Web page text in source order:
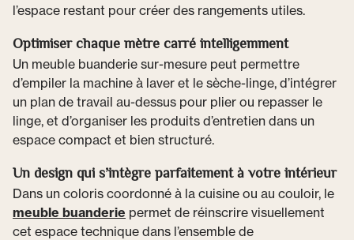
l’espace restant pour créer des rangements utiles.
Optimiser chaque mètre carré intelligemment
Un meuble buanderie sur-mesure peut permettre
d’empiler la machine à laver et le sèche-linge, d’intégrer
un plan de travail au-dessus pour plier ou repasser le
linge, et d’organiser les produits d’entretien dans un
espace compact et bien structuré.
Un design qui s’intègre parfaitement à votre intérieur
Dans un coloris coordonné à la cuisine ou au couloir, le
meuble buanderie permet de réinscrire visuellement
cet espace technique dans l’ensemble de